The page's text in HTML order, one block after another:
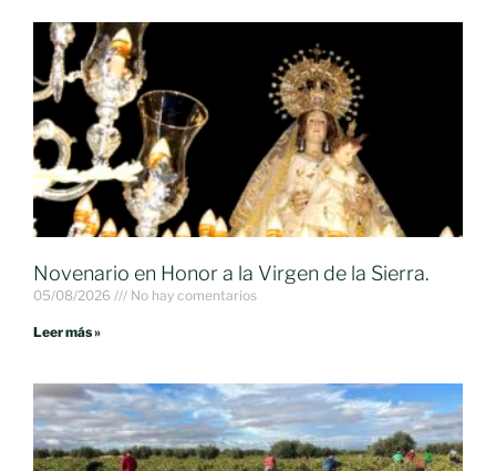
Novenario en Honor a la Virgen de la Sierra.
05/08/2026 No hay comentarios
Leer más »